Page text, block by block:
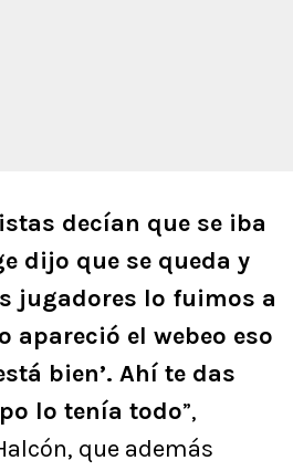
decían que se iba
dijo que se queda y
jugadores lo fuimos a
apareció el webeo eso
bien’. Ahí te das
lo tenía todo”,
que además